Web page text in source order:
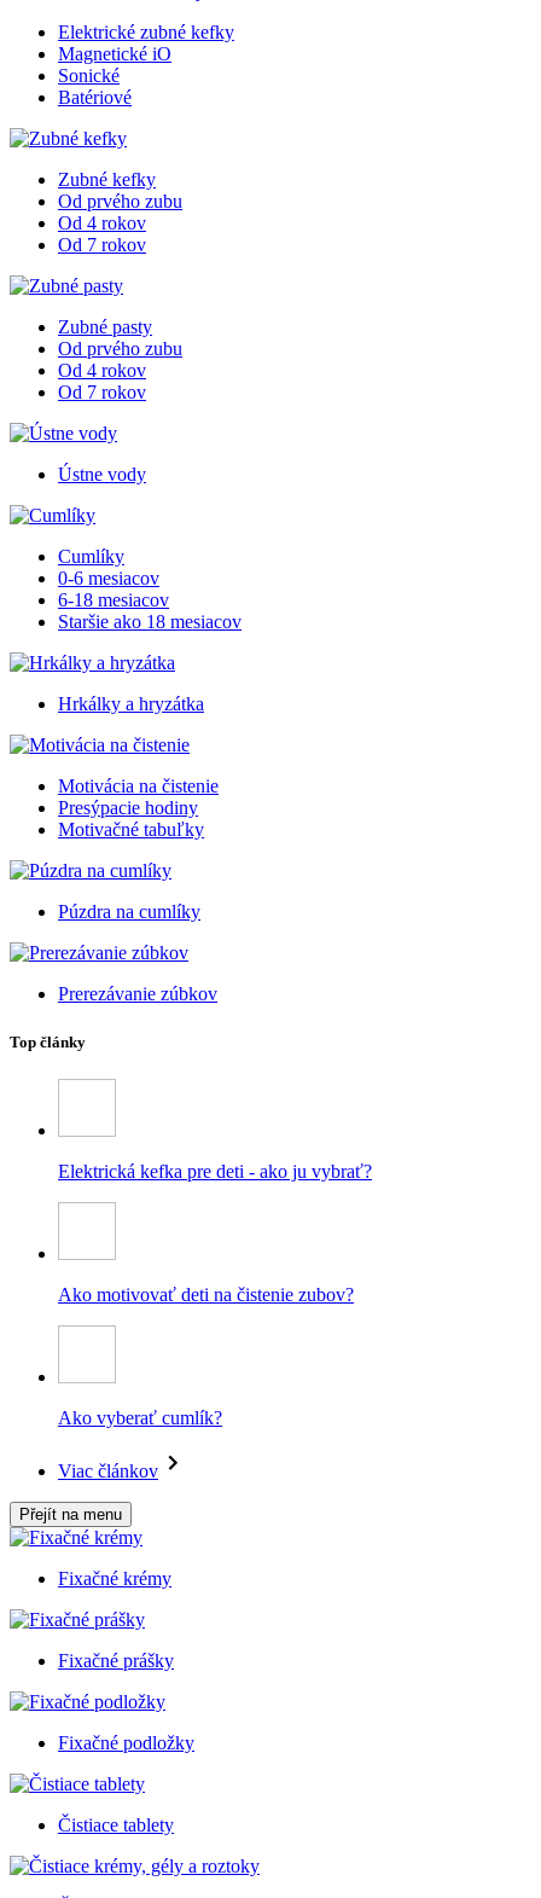
Elektrické zubné kefky
Magnetické iO
Sonické
Batériové
Zubné kefky
Od prvého zubu
Od 4 rokov
Od 7 rokov
Zubné pasty
Od prvého zubu
Od 4 rokov
Od 7 rokov
Ústne vody
Cumlíky
0-6 mesiacov
6-18 mesiacov
Staršie ako 18 mesiacov
Hrkálky a hryzátka
Motivácia na čistenie
Presýpacie hodiny
Motivačné tabuľky
Púzdra na cumlíky
Prerezávanie zúbkov
Top články
Elektrická kefka pre deti - ako ju vybrať?
Ako motivovať deti na čistenie zubov?
Ako vyberať cumlík?
Viac článkov
Přejít na menu
Fixačné krémy
Fixačné prášky
Fixačné podložky
Čistiace tablety